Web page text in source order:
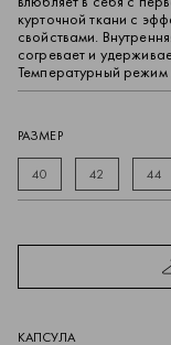
курточной ткани с
свойствами.
согревает и
Температурный режим
РАЗМЕР
40 42 44
КАПCУЛА